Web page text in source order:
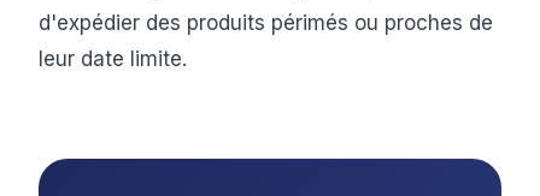
d'expédier des produits périmés ou proches de
leur date limite.